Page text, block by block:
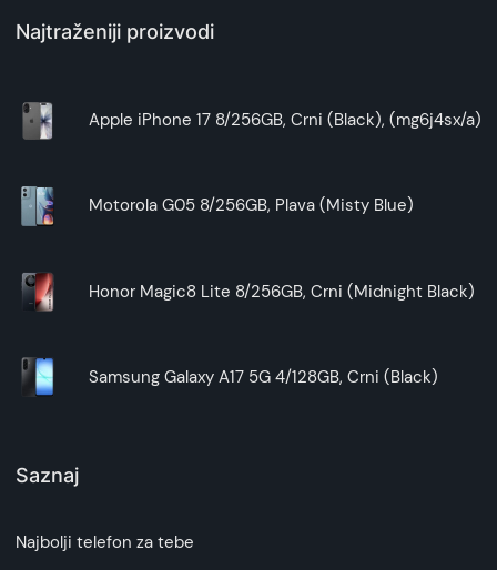
Najtraženiji proizvodi
Apple iPhone 17 8/256GB, Crni (Black), (mg6j4sx/a)
Motorola G05 8/256GB, Plava (Misty Blue)
Honor Magic8 Lite 8/256GB, Crni (Midnight Black)
Samsung Galaxy A17 5G 4/128GB, Crni (Black)
Saznaj
Najbolji telefon za tebe